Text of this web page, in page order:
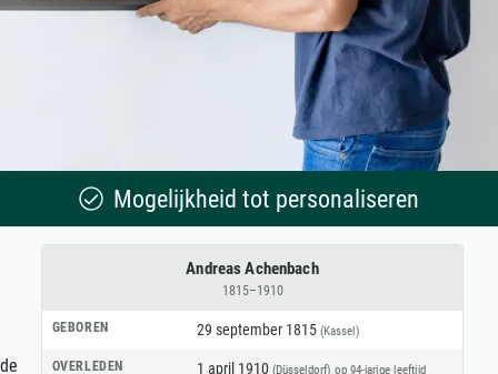
Mogelijkheid tot personaliseren
Andreas Achenbach
1815–1910
GEBOREN 29 september 1815 (Kassel)
OVERLEDEN 1 april 1910 (Düsseldorf) op 94-jarige leeftijd